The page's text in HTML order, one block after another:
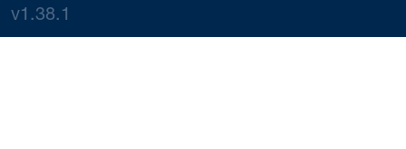
v1.38.1